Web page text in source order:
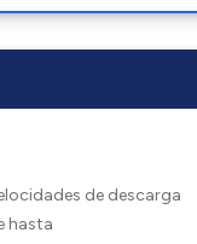
de descarga
hasta